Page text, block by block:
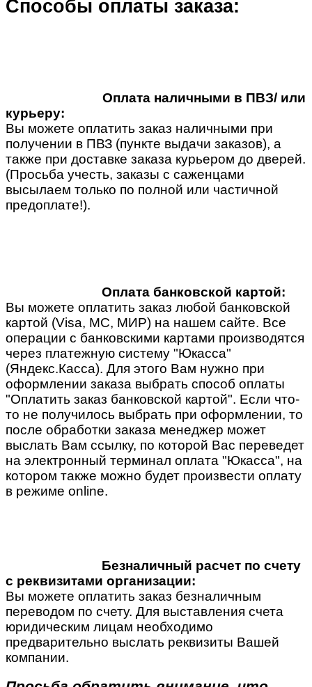
Способы оплаты заказа:
Оплата наличными в ПВЗ/ или
курьеру:
Вы можете оплатить заказ наличными при
получении в ПВЗ (пункте выдачи заказов), а
также при доставке заказа курьером до дверей.
(Просьба учесть, заказы с саженцами
высылаем только по полной или частичной
предоплате!).
Оплата банковской картой:
Вы можете оплатить заказ любой банковской
картой (Visa, MC, МИР) на нашем сайте. Все
операции с банковскими картами производятся
через платежную систему "Юкасса"
(Яндекс.Касса). Для этого Вам нужно при
оформлении заказа выбрать способ оплаты
"Оплатить заказ банковской картой". Если что-
то не получилось выбрать при оформлении, то
после обработки заказа менеджер может
выслать Вам ссылку, по которой Вас переведет
на электронный терминал оплата "Юкасса", на
котором также можно будет произвести оплату
в режиме online.
Безналичный расчет по счету
с реквизитами организации:
Вы можете оплатить заказ безналичным
переводом по счету. Для выставления счета
юридическим лицам необходимо
предварительно выслать реквизиты Вашей
компании.